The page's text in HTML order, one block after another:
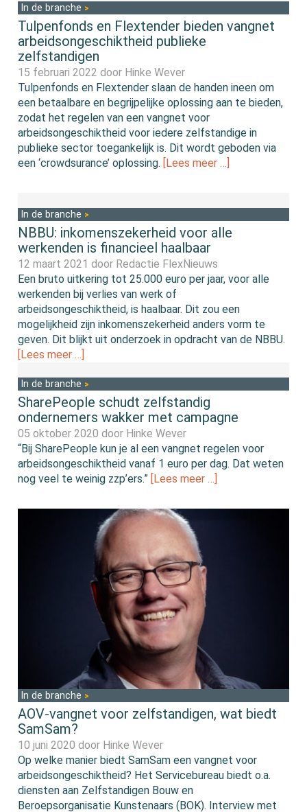
In de branche
Tulpenfonds en Flextender bieden vangnet
arbeidsongeschiktheid publieke
zelfstandigen
15 februari 2022 door Hinke Wever
Tulpenfonds en Flextender slaan de handen ineen om
een betaalbare en begrijpelijke oplossing aan te bieden,
zodat het regelen van een vangnet voor
arbeidsongeschiktheid voor iedere zelfstandige in
publieke sector toegankelijk is. Dit wordt geboden via
een ‘crowdsurance’ oplossing. [Lees meer …]
In de branche
NBBU: inkomenszekerheid voor alle
werkenden is financieel haalbaar
12 maart 2021 door Redactie FlexNieuws
Een bruto uitkering tot 25.000 euro per jaar, voor alle
werkenden bij verlies van werk of
arbeidsongeschiktheid, is haalbaar. Dit zou een
mogelijkheid zijn inkomenszekerheid anders vorm te
geven. Dit blijkt uit onderzoek in opdracht van de NBBU.
[Lees meer …]
In de branche
SharePeople schudt zelfstandig
ondernemers wakker met campagne
05 oktober 2020 door Hinke Wever
“Bij SharePeople kun je al een vangnet regelen voor
arbeidsongeschiktheid vanaf 1 euro per dag. Dat weten
nog veel te weinig zzp’ers.” [Lees meer …]
In de branche
AOV-vangnet voor zelfstandigen, wat biedt
SamSam?
10 juni 2020 door Hinke Wever
Op welke manier biedt SamSam een vangnet voor
arbeidsongeschiktheid? Het Servicebureau biedt o.a.
diensten aan Zelfstandigen Bouw en
Beroepsorganisatie Kunstenaars (BOK). Interview met